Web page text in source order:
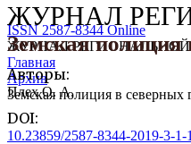
ISSN 2587-8344 Online
ЖУРНАЛ РЕГИОНАЛЬНОЙ
Главная
Архив
Земская полиция в
ЖУРНАЛ
Земская полиция
Авторы:
Плех О. А.
DOI:
10.23859/2587-8344-2019-3-1-1